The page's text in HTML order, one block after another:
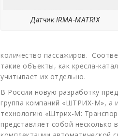
Датчик IRMA-MATRIX
количество пассажиров.
такие объекты, как кресла-
учитывает их отдельно.
В России новую разработку
группа компаний «ШТРИХ-М», а
технологию «Штрих-М:
представляет собой несколько